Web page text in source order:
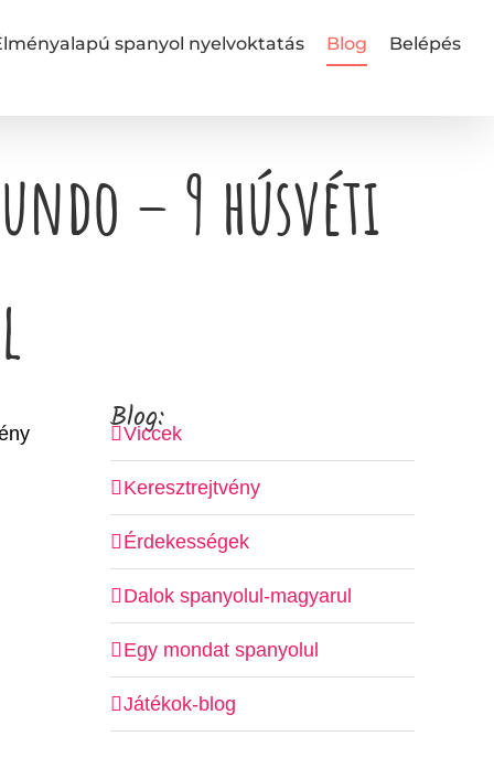
spanyol nyelvoktatás Blog Belépés
– 9 húsvéti
Blog:
Viccek
Keresztrejtvény
Érdekességek
Dalok spanyolul-magyarul
Egy mondat spanyolul
Játékok-blog